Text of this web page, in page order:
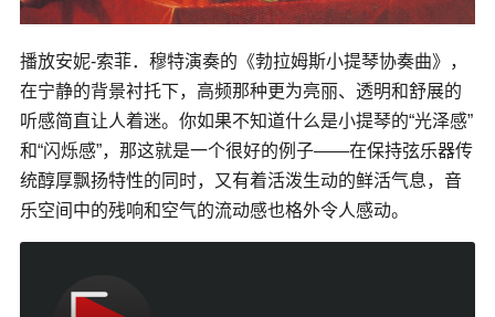
播放安妮-索菲．穆特演奏的《勃拉姆斯小提琴协奏曲》，
在宁静的背景衬托下，高频那种更为亮丽、透明和舒展的
听感简直让人着迷。你如果不知道什么是小提琴的“光泽感”
和“闪烁感”，那这就是一个很好的例子——在保持弦乐器传
统醇厚飘扬特性的同时，又有着活泼生动的鲜活气息，音
乐空间中的残响和空气的流动感也格外令人感动。